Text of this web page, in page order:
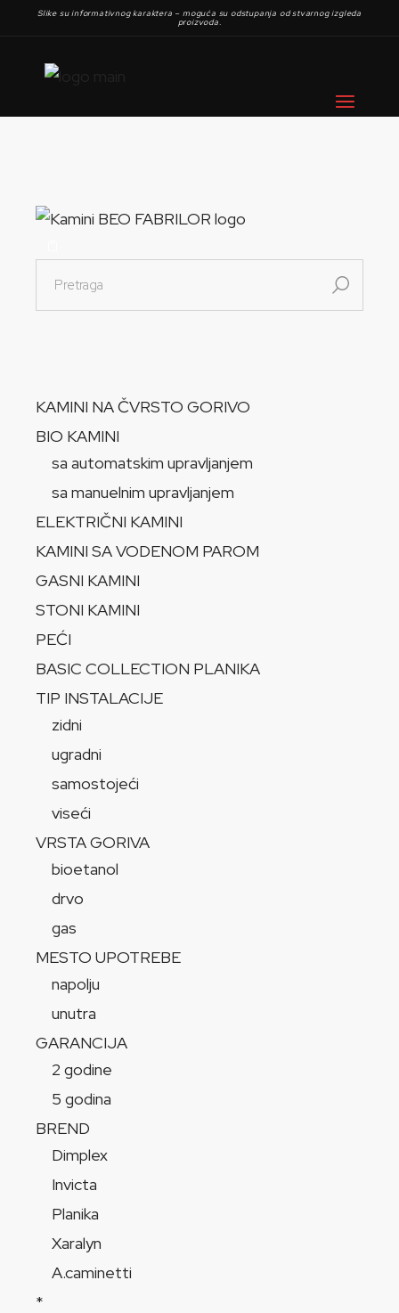
KAMINI NA ČVRSTO GORIVO
BIO KAMINI
sa automatskim upravljanjem
sa manuelnim upravljanjem
ELEKTRIČNI KAMINI
KAMINI SA VODENOM PAROM
GASNI KAMINI
STONI KAMINI
PEĆI
BASIC COLLECTION PLANIKA
TIP INSTALACIJE
zidni
ugradni
samostojeći
viseći
VRSTA GORIVA
bioetanol
drvo
gas
MESTO UPOTREBE
napolju
unutra
GARANCIJA
2 godine
5 godina
BREND
Dimplex
Invicta
Planika
Xaralyn
A.caminetti
*
Slike su informativnog karaktera – moguća su odstupanja od stvarnog izgleda
proizvoda.